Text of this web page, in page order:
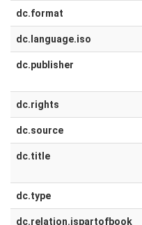
dc.format
dc.language.iso
dc.publisher
dc.rights
dc.source
dc.title
dc.type
dc.relation.ispartofbook